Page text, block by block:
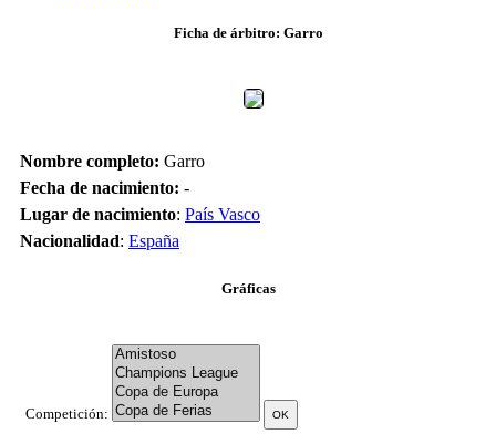
Ficha de árbitro: Garro
Nombre completo: Garro
Fecha de nacimiento: -
Lugar de nacimiento: País Vasco
Nacionalidad: España
Gráficas
Competición: